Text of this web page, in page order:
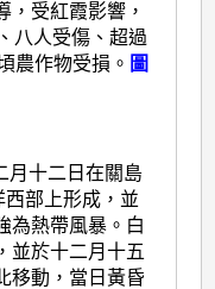
，受紅霞影響，
八人受傷、超過
農作物受損。 圖
月十二日在關島
部上形成，並
為熱帶風暴。白
並於十二月十五
移動，當日黃昏